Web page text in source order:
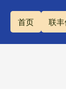
首页 联